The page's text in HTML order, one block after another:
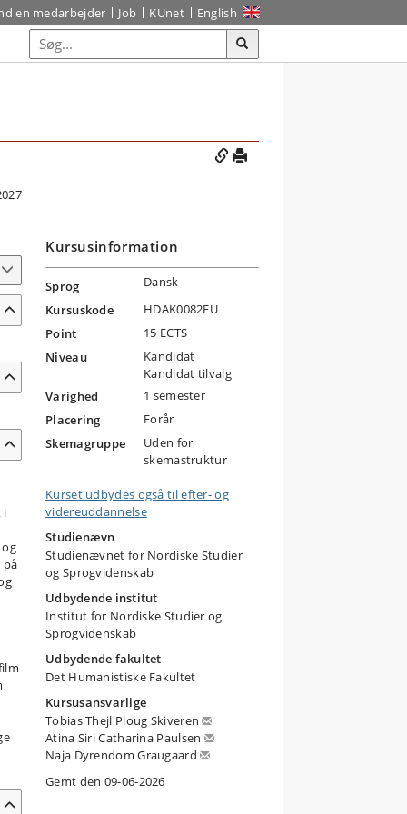
en medarbejder Job KUnet English
i
på
Kursusinformation
Sprog
Dansk
Kursuskode
HDAK0082FU
Point
15 ECTS
Niveau
Kandidat
Kandidat tilvalg
Varighed
1 semester
Placering
Forår
Skemagruppe
Uden for
skemastruktur
Kurset udbydes også til efter- og
videreuddannelse
Studienævn
Studienævnet for Nordiske Studier
og Sprogvidenskab
Udbydende institut
Institut for Nordiske Studier og
Sprogvidenskab
Udbydende fakultet
Det Humanistiske Fakultet
Kursusansvarlige
Tobias Thejl Ploug Skiveren
Atina Siri Catharina Paulsen
Naja Dyrendom Graugaard
Gemt den 09-06-2026